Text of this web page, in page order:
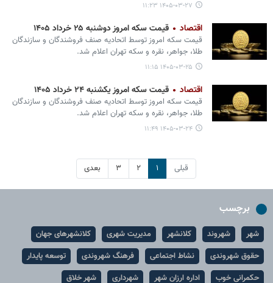
۱۴۰۵-۰۳-۲۷ ۱۱:۲۳
اقتصاد قیمت سکه امروز دوشنبه ۲۵ خرداد ۱۴۰۵
قیمت سکه امروز توسط اتحادیه صنف فروشندگان و سازندگان
طلا، جواهر، نقره و سکه تهران اعلام شد.
۱۴۰۵-۰۳-۲۵ ۱۱:۱۵
اقتصاد قیمت سکه امروز یکشنبه ۲۴ خرداد ۱۴۰۵
قیمت سکه امروز توسط اتحادیه صنف فروشندگان و سازندگان
طلا، جواهر، نقره و سکه تهران اعلام شد.
۱۴۰۵-۰۳-۲۴ ۱۱:۴۹
قبلی ۱ ۲ ۳ بعدی
برچسب
شهر شهروند کلانشهر مدیریت شهری
کلانشهرهای جهان
حقوق شهروندی
نشاط اجتماعی فرهنگ شهروندی
توسعه پایدار
حکمرانی خوب
اداره ارزان شهر شهرداری شهر خلاق